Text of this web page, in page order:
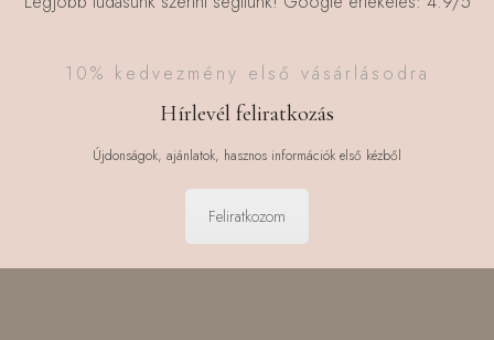
10% kedvezmény első vásárlásodra
Hírlevél feliratkozás
Újdonságok, ajánlatok, hasznos információk első kézből
Feliratkozom